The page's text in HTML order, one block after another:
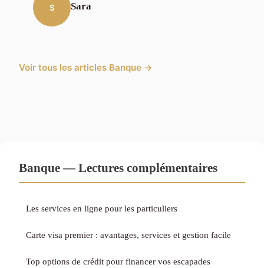
S Sara
Voir tous les articles Banque →
Banque — Lectures complémentaires
Les services en ligne pour les particuliers
Carte visa premier : avantages, services et gestion facile
Top options de crédit pour financer vos escapades